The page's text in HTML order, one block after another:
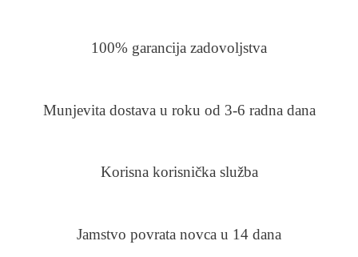
100% garancija zadovoljstva
Munjevita dostava u roku od 3-6 radna dana
Korisna korisnička služba
Jamstvo povrata novca u 14 dana